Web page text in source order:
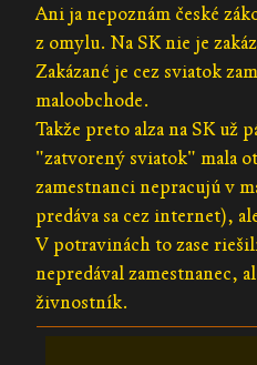
Ani ja nepoznám české
z omylu. Na SK nie je
Zakázané je cez sviatok
maloobchode.
Takže preto alza na SK už
"zatvorený sviatok" mala
zamestnanci nepracujú v
predáva sa cez internet),
V potravinách to zase
nepredával zamestnanec,
živnostník.